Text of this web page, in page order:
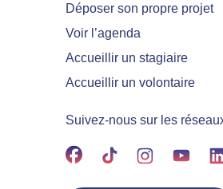
Déposer son propre projet
Voir l’agenda
Accueillir un stagiaire
Accueillir un volontaire
Suivez-nous sur les